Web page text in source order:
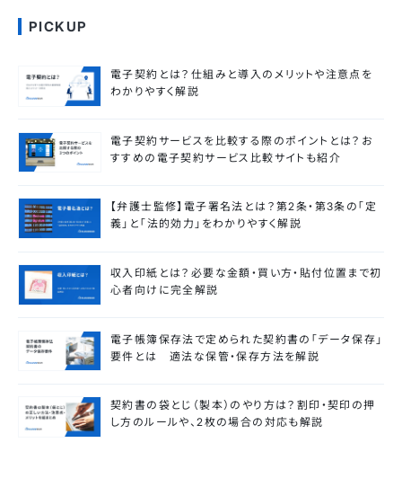
PICKUP
電子契約とは？仕組みと導入のメリットや注意点を
わかりやすく解説
電子契約サービスを比較する際のポイントとは？お
すすめの電子契約サービス比較サイトも紹介
【弁護士監修】電子署名法とは？第2条・第3条の「定
義」と「法的効力」をわかりやすく解説
収入印紙とは？必要な金額・買い方・貼付位置まで初
心者向けに完全解説
電子帳簿保存法で定められた契約書の「データ保存」
要件とは 適法な保管・保存方法を解説
契約書の袋とじ（製本）のやり方は？割印・契印の押
し方のルールや、2枚の場合の対応も解説